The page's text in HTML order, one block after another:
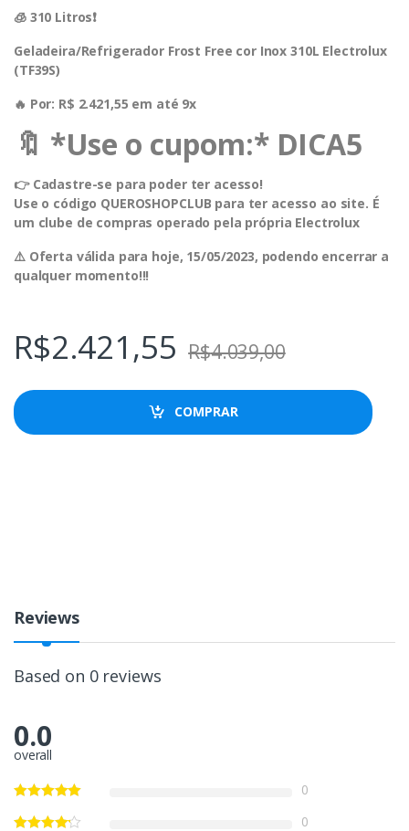
🧊 310 Litros❗️
Geladeira/Refrigerador Frost Free cor Inox 310L Electrolux
(TF39S)
🔥 Por: R$ 2.421,55 em até 9x
🔖 *Use o cupom:* DICA5
👉 Cadastre-se para poder ter acesso!
Use o código QUEROSHOPCLUB para ter acesso ao site. É
um clube de compras operado pela própria Electrolux
⚠️ Oferta válida para hoje, 15/05/2023, podendo encerrar a
qualquer momento!!!
R$2.421,55 R$4.039,00
COMPRAR
Reviews
Based on 0 reviews
0.0
overall
0
0